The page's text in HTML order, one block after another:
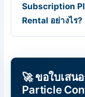
Subscription
Rental อย่างไร?
🚀 ขอใบเสน
Particle